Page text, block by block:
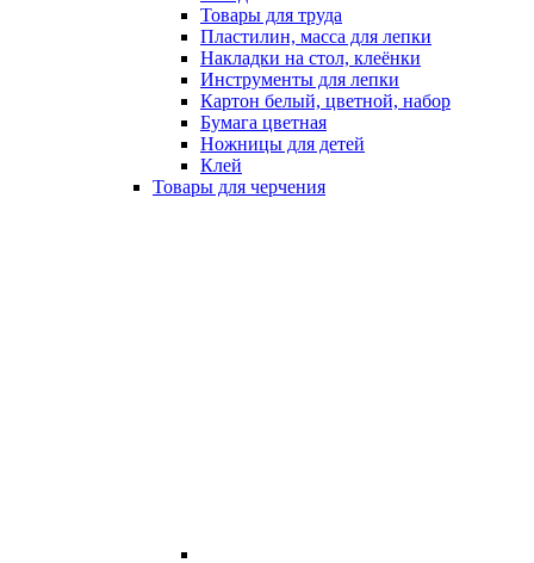
Товары для труда
Пластилин, масса для лепки
Накладки на стол, клеёнки
Инструменты для лепки
Картон белый, цветной, набор
Бумага цветная
Ножницы для детей
Клей
Товары для черчения